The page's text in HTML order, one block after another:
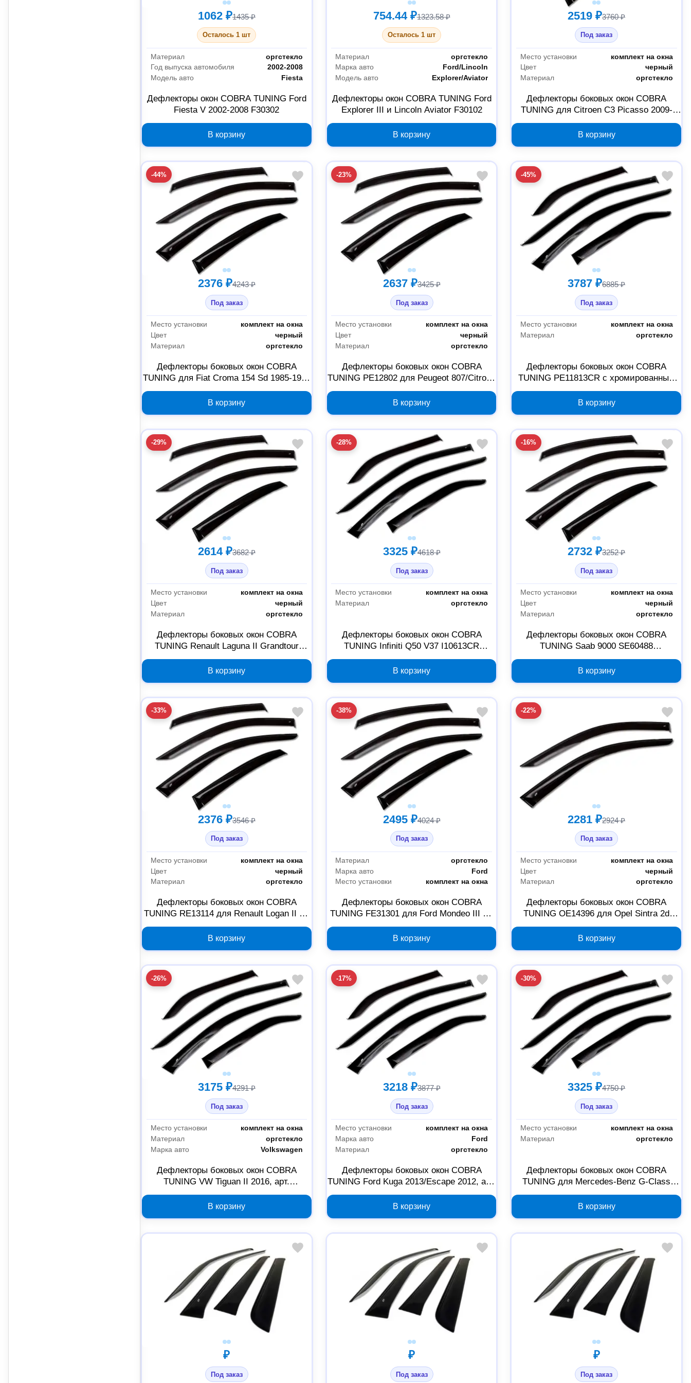
1062 ₽1435 ₽
Осталось 1 шт
Материал
оргстекло
Год выпуска автомобиля
2002-2008
Модель авто
Fiesta
Дефлекторы окон COBRA TUNING Ford
Fiesta V 2002-2008 F30302
В корзину
754.44 ₽1323.58 ₽
Осталось 1 шт
Материал
оргстекло
Марка авто
Ford/Lincoln
Модель авто
Explorer/Aviator
Дефлекторы окон COBRA TUNING Ford
Explorer III и Lincoln Aviator F30102
В корзину
2519 ₽3760 ₽
Под заказ
Место установки
комплект на окна
Цвет
черный
Материал
оргстекло
Дефлекторы боковых окон COBRA
TUNING для Citroen C3 Picasso 2009-
2013 2000000132044
В корзину
-44%
2376 ₽4243 ₽
Под заказ
Место установки
комплект на окна
Цвет
черный
Материал
оргстекло
Дефлекторы боковых окон COBRA
TUNING для Fiat Croma 154 Sd 1985-1996
2000000116594
В корзину
-23%
2637 ₽3425 ₽
Под заказ
Место установки
комплект на окна
Цвет
черный
Материал
оргстекло
Дефлекторы боковых окон COBRA
TUNING PE12802 для Peugeot 807/Citroen
C8 2002-2014, 2000000131375
В корзину
-45%
3787 ₽6885 ₽
Под заказ
Место установки
комплект на окна
Материал
оргстекло
Дефлекторы боковых окон COBRA
TUNING PE11813CR с хромированным
молдингом для Peugeot 2008 5D 2013,
2000000116006
В корзину
-29%
2614 ₽3682 ₽
Под заказ
Место установки
комплект на окна
Цвет
черный
Материал
оргстекло
Дефлекторы боковых окон COBRA
TUNING Renault Laguna II Grandtour
RE12601 2000000112602
В корзину
-28%
3325 ₽4618 ₽
Под заказ
Место установки
комплект на окна
Материал
оргстекло
Дефлекторы боковых окон COBRA
TUNING Infiniti Q50 V37 I10613CR
2000000099378
В корзину
-16%
2732 ₽3252 ₽
Под заказ
Место установки
комплект на окна
Цвет
черный
Материал
оргстекло
Дефлекторы боковых окон COBRA
TUNING Saab 9000 SE60488
2000000133836
В корзину
-33%
2376 ₽3546 ₽
Под заказ
Место установки
комплект на окна
Цвет
черный
Материал
оргстекло
Дефлекторы боковых окон COBRA
TUNING RE13114 для Renault Logan II Sd
2014 2000000073736
В корзину
-38%
2495 ₽4024 ₽
Под заказ
Материал
оргстекло
Марка авто
Ford
Место установки
комплект на окна
Дефлекторы боковых окон COBRA
TUNING FE31301 для Ford Mondeo III Sd
2001-2006 2000000120218
В корзину
-22%
2281 ₽2924 ₽
Под заказ
Место установки
комплект на окна
Цвет
черный
Материал
оргстекло
Дефлекторы боковых окон COBRA
TUNING OE14396 для Opel Sintra 2d
1996-1999 2000000120812
В корзину
-26%
3175 ₽4291 ₽
Под заказ
Место установки
комплект на окна
Материал
оргстекло
Марка авто
Volkswagen
Дефлекторы боковых окон COBRA
TUNING VW Tiguan II 2016, арт.
2000000080642
В корзину
-17%
3218 ₽3877 ₽
Под заказ
Место установки
комплект на окна
Марка авто
Ford
Материал
оргстекло
Дефлекторы боковых окон COBRA
TUNING Ford Kuga 2013/Escape 2012, арт.
2000000073927
В корзину
-30%
3325 ₽4750 ₽
Под заказ
Место установки
комплект на окна
Материал
оргстекло
Дефлекторы боковых окон COBRA
TUNING для Mercedes-Benz G-Class
W463 с хромированным молдингом
2000000297439
В корзину
₽
Под заказ
₽
Под заказ
₽
Под заказ